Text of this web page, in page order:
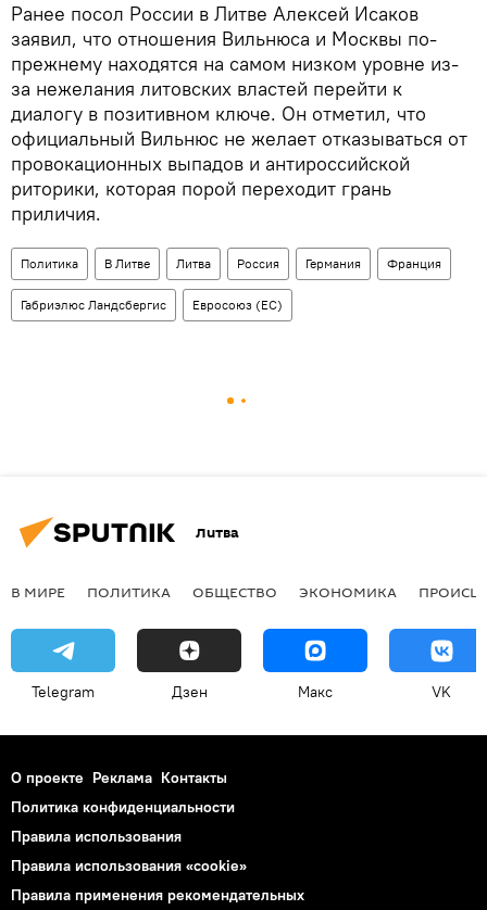
Ранее посол России в Литве Алексей Исаков
заявил, что отношения Вильнюса и Москвы по-
прежнему находятся на самом низком уровне из-
за нежелания литовских властей перейти к
диалогу в позитивном ключе. Он отметил, что
официальный Вильнюс не желает отказываться от
провокационных выпадов и антироссийской
риторики, которая порой переходит грань
приличия.
Политика В Литве Литва Россия Германия Франция
Габриэлюс Ландсбергис Евросоюз (ЕС)
Литва
В МИРЕ ПОЛИТИКА ОБЩЕСТВО ЭКОНОМИКА
Telegram Дзен Макс VK
О проекте Реклама Контакты
Политика конфиденциальности
Правила использования
Правила использования «cookie»
Правила применения рекомендательных